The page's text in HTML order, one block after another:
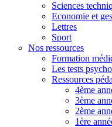
Sciences
Economie et
Lettres
Sport
Nos ressources
Formation
Les tests
Ressources
4ème
3ème
2ème
1ère